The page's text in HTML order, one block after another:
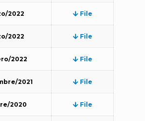
2022 File
2022 File
2022 File
2021 File
2020 File